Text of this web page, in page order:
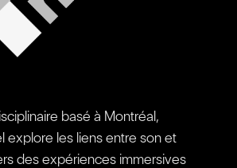
basé à Montréal,
explore les liens entre son et
des expériences immersives